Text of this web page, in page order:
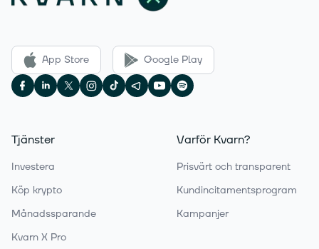
App Store Google Play
Tjänster
Investera
Köp krypto
Månadssparande
Kvarn X Pro
Varför Kvarn?
Prisvärt och transparent
Kundincitamentsprogram
Kampanjer